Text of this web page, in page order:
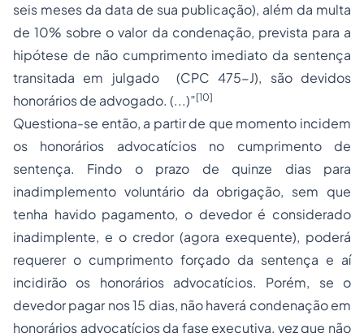
seis meses da data de sua publicação), além da multa
de 10% sobre o valor da condenação, prevista para a
hipótese de não cumprimento imediato da sentença
transitada em julgado (CPC 475-J), são devidos
honorários de advogado. (...)”[10]
Questiona-se então, a partir de que momento incidem
os honorários advocatícios no cumprimento de
sentença. Findo o prazo de quinze dias para
inadimplemento voluntário da obrigação, sem que
tenha havido pagamento, o devedor é considerado
inadimplente, e o credor (agora exequente), poderá
requerer o cumprimento forçado da sentença e aí
incidirão os honorários advocatícios. Porém, se o
devedor pagar nos 15 dias, não haverá condenação em
honorários advocatícios da fase executiva, vez que não